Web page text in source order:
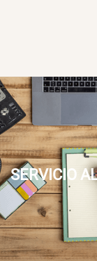
SERVICIO